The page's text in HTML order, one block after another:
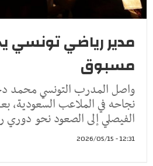
مدير رياضي تونسي
مسبوق
واصل المدرب التونسي محمد
نجاحه في الملاعب السعودية،
الفيصلي إلى الصعود نحو
12:31 - 2026/05/15